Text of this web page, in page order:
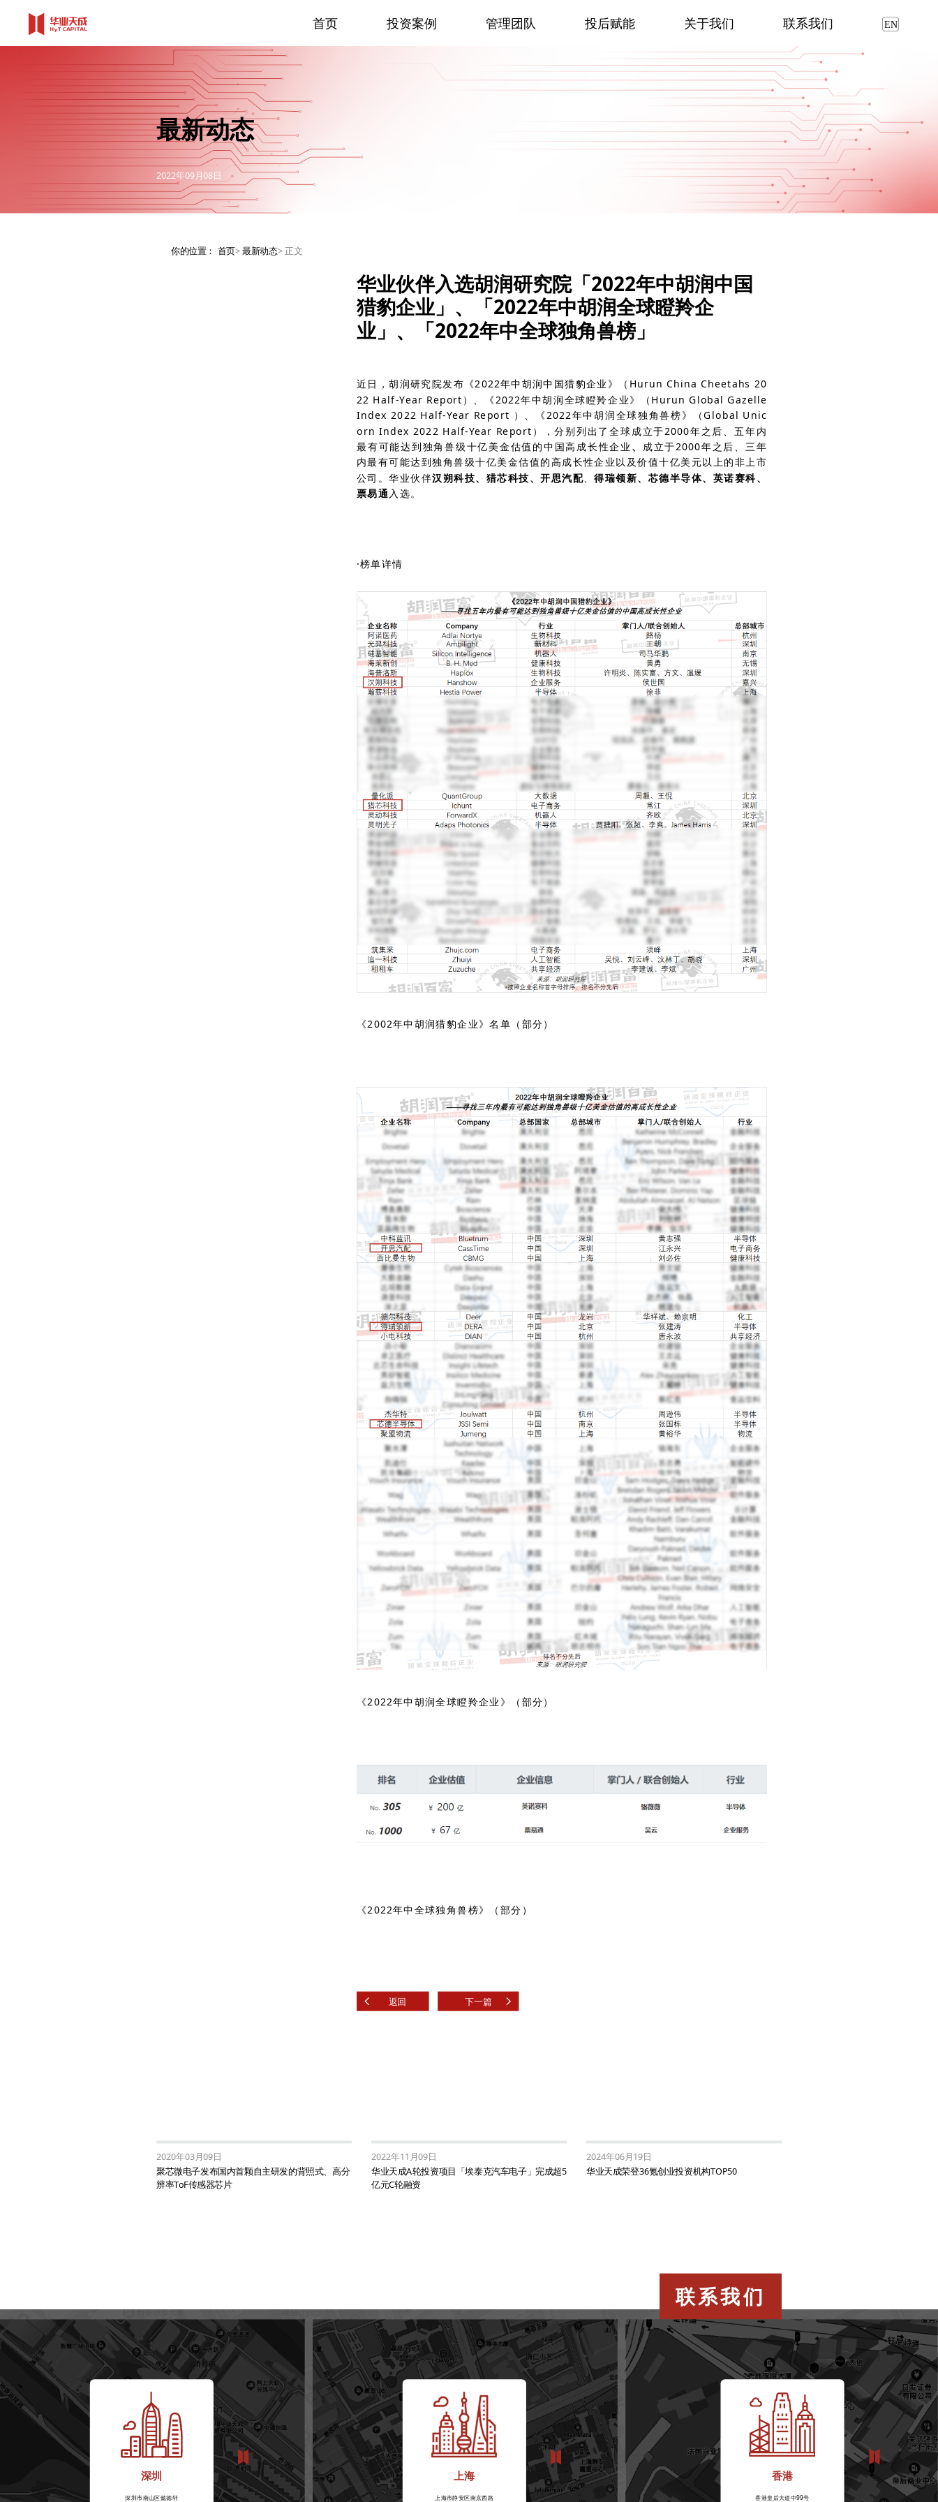
首页 投资案例 管理团队 投后赋能 关于我们 联系我们
最新动态
2022年09月08日
你的位置： 首页> 最新动态> 正文
华业伙伴入选胡润研究院「2022年中胡润中国
猎豹企业」、「2022年中胡润全球瞪羚企
业」、「2022年中全球独角兽榜」
近日，胡润研究院发布 《2022年中胡润中国猎豹企业》（ Hurun China Cheetahs 20
22 Half-Year Report ）、 《2022年中胡润全球瞪羚企业》（ Hurun Global Gazelle
Index 2022 Half-Year Report ）、 《2022年中胡润全球独角兽榜》（Global Unic
orn Index 2022 Half-Year Report） ，分别列出了全球成立于2000年之后、五年内
最有可能达到独角兽级十亿美金估值的中国高成长性企业 、 成立于2000年之后、三年
内最有可能达到独角兽级十亿美金估值的高成长性企业以及价值十亿美元以上的非上市
公司。华业伙伴汉朔科技、猎芯科技、开思汽配、得瑞领新、芯德半导体、 英诺赛科、
票易通入选。
·榜单详情
《2002年中胡润猎豹企业》名单（部分）
《2022年中胡润全球瞪羚企业》（部分）
《2022年中全球独角兽榜》（部分）
返回 下一篇
2020年03月09日
聚芯微电子发布国内首颗自主研发的背照式、高分
辨率ToF传感器芯片
2022年11月09日
华业天成A轮投资项目「埃泰克汽车电子」完成超5
亿元C轮融资
2024年06月19日
华业天成荣登36氪创业投资机构TOP50
联系我们
深圳
深圳市南山区懿德轩
上海
上海市静安区南京西路
香港
香港皇后大道中99号